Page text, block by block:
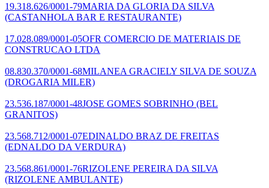
19.318.626/0001-79MARIA DA GLORIA DA SILVA
(CASTANHOLA BAR E RESTAURANTE)
17.028.089/0001-05OFR COMERCIO DE MATERIAIS DE
CONSTRUCAO LTDA
08.830.370/0001-68MILANEA GRACIELY SILVA DE SOUZA
(DROGARIA MILER)
23.536.187/0001-48JOSE GOMES SOBRINHO (BEL
GRANITOS)
23.568.712/0001-07EDINALDO BRAZ DE FREITAS
(EDNALDO DA VERDURA)
23.568.861/0001-76RIZOLENE PEREIRA DA SILVA
(RIZOLENE AMBULANTE)